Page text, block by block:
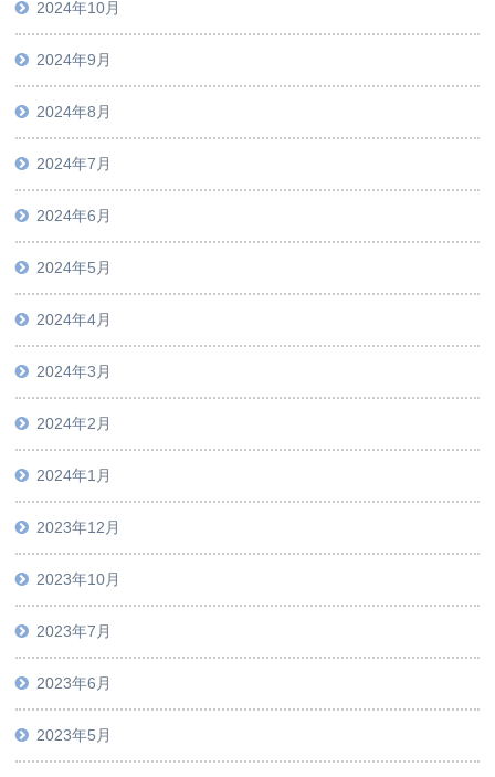
2024年10月
2024年9月
2024年8月
2024年7月
2024年6月
2024年5月
2024年4月
2024年3月
2024年2月
2024年1月
2023年12月
2023年10月
2023年7月
2023年6月
2023年5月